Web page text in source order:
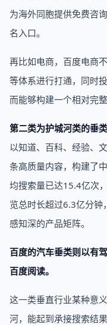
为海外同胞提供免费咨
名入口。
再比如电商，百度电商
等体系进行打通，同时
而能够构建一个相对完
第二类为护城河类的垂类
以知道、百科、经验、
条高质量内容，构建了
均搜索量已达15.4亿次
览总时长超过6.3亿分钟
感知深的产品矩阵。
百度的汽车垂类则以有
百度阅读。
这一类垂直行业某种意
河，能起到承接搜索结